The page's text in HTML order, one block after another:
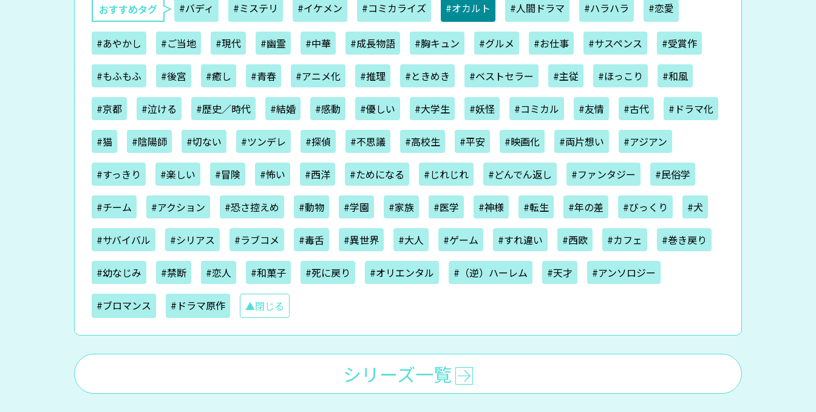
おすすめタグ #バディ #ミステリ #イケメン #コミカライズ #オカルト #人間ドラマ #ハラハラ #恋愛
#あやかし #ご当地 #現代 #幽霊 #中華 #成長物語 #胸キュン #グルメ #お仕事 #サスペンス #受賞作
#もふもふ #後宮 #癒し #青春 #アニメ化 #推理 #ときめき #ベストセラー #主従 #ほっこり #和風
#京都 #泣ける #歴史／時代 #結婚 #感動 #優しい #大学生 #妖怪 #コミカル #友情 #古代 #ドラマ化
#猫 #陰陽師 #切ない #ツンデレ #探偵 #不思議 #高校生 #平安 #映画化 #両片想い #アジアン
#すっきり #楽しい #冒険 #怖い #西洋 #ためになる #じれじれ #どんでん返し #ファンタジー #民俗学
#チーム #アクション #恐さ控えめ #動物 #学園 #家族 #医学 #神様 #転生 #年の差 #びっくり #犬
#サバイバル #シリアス #ラブコメ #毒舌 #異世界 #大人 #ゲーム #すれ違い #西欧 #カフェ #巻き戻り
#幼なじみ #禁断 #恋人 #和菓子 #死に戻り #オリエンタル #（逆）ハーレム #天才 #アンソロジー
#ブロマンス #ドラマ原作 ▲閉じる
シリーズ一覧